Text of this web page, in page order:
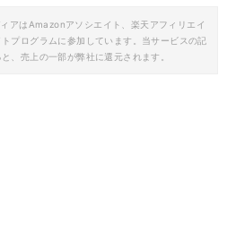
アはAmazonアソシエイト、楽天アフィリエイ
プログラムに参加しています。当サービスの記
、売上の一部が弊社に還元されます。